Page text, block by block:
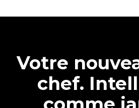
Votre
chef.